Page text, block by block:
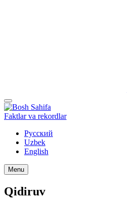
Faktlar va rekordlar
Русский
Uzbek
English
Menu
Qidiruv